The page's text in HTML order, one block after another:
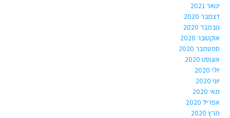
ינואר 2021
דצמבר 2020
נובמבר 2020
אוקטובר 2020
ספטמבר 2020
אוגוסט 2020
יולי 2020
יוני 2020
מאי 2020
אפריל 2020
מרץ 2020